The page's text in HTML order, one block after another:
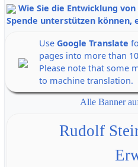
Wie Sie die Entwicklung
Spende unterstützen können,
Use Google Translate
pages into more than
Please note that some
to machine translation.
Alle Banner
Rudolf